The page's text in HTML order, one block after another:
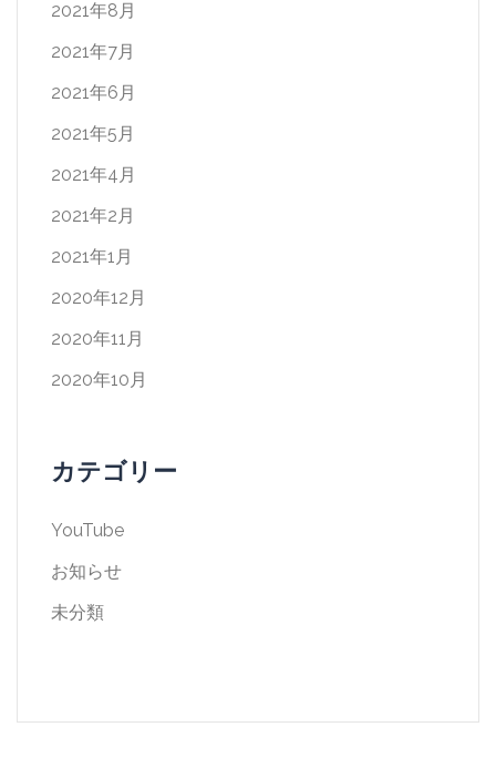
2021年8月
2021年7月
2021年6月
2021年5月
2021年4月
2021年2月
2021年1月
2020年12月
2020年11月
2020年10月
カテゴリー
YouTube
お知らせ
未分類